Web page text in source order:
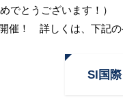
でとうございます！）
開催！ 詳しくは、下記の
SI国